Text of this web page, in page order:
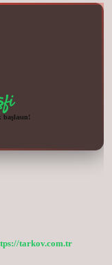
tarkov.com.tr